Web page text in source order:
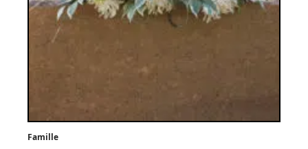
Famille